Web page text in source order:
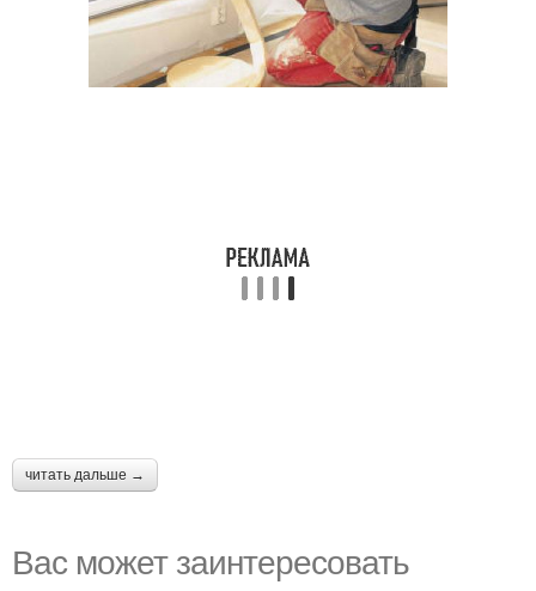
читать дальше →
Вас может заинтересовать